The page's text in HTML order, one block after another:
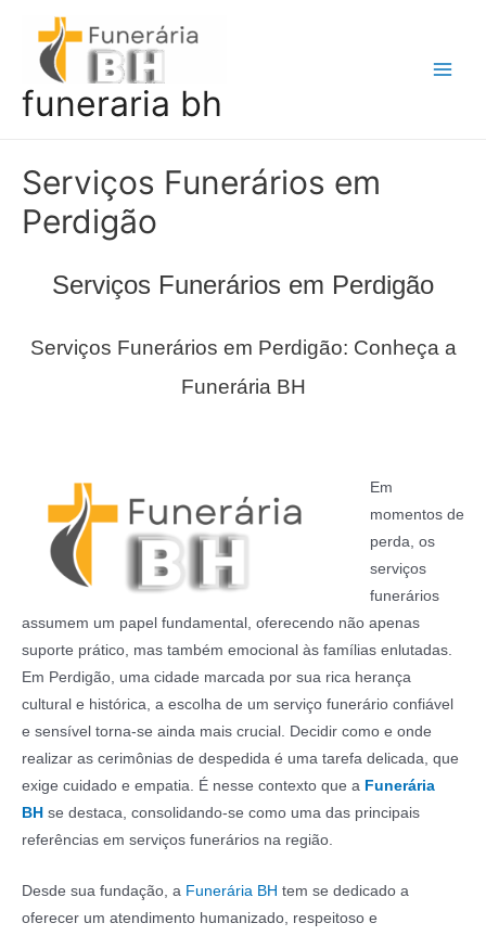
conteúdo
funeraria bh
Serviços Funerários em
Perdigão
Serviços Funerários em Perdigão
Serviços Funerários em Perdigão: Conheça a
Funerária BH
Em
momentos de
perda, os
serviços
funerários
assumem um papel fundamental, oferecendo não apenas
suporte prático, mas também emocional às famílias enlutadas.
Em Perdigão, uma cidade marcada por sua rica herança
cultural e histórica, a escolha de um serviço funerário confiável
e sensível torna-se ainda mais crucial. Decidir como e onde
realizar as cerimônias de despedida é uma tarefa delicada, que
exige cuidado e empatia. É nesse contexto que a Funerária
BH se destaca, consolidando-se como uma das principais
referências em serviços funerários na região.
Desde sua fundação, a Funerária BH tem se dedicado a
oferecer um atendimento humanizado, respeitoso e